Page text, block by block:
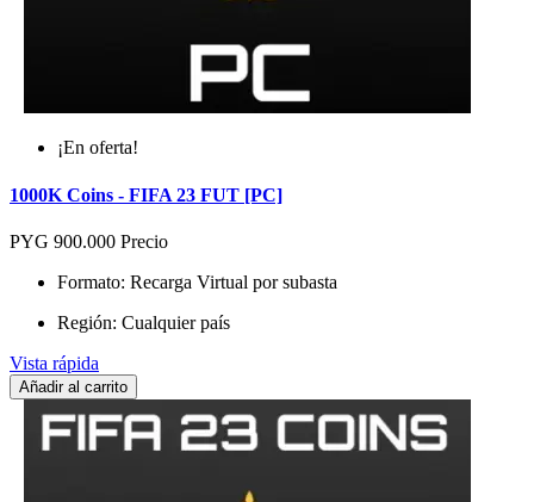
¡En oferta!
1000K Coins - FIFA 23 FUT [PC]
PYG 900.000 Precio
Formato: Recarga Virtual por subasta
Región: Cualquier país
Vista rápida
Añadir al carrito